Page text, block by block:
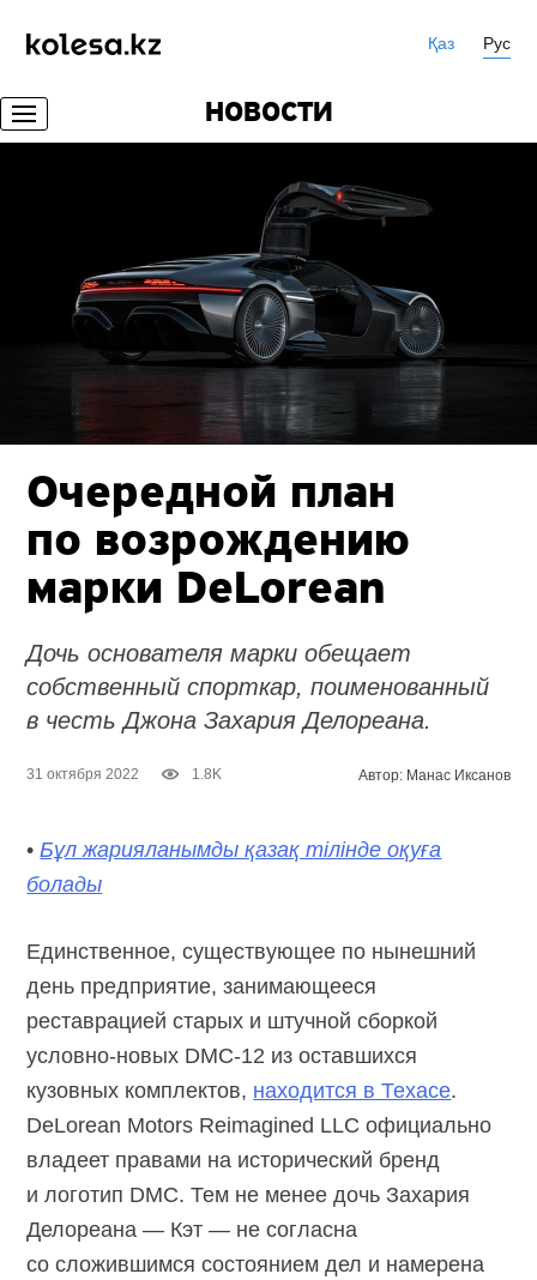
Қаз Рус
НОВОСТИ
Очередной план
по возрождению
марки DeLorean
Дочь основателя марки обещает
собственный спорткар, поименованный
в честь Джона Захария Делореана.
31 октября 2022 1.8K Автор: Манас Иксанов
•Бұл жарияланымды қазақ тілінде оқуға
болады
Единственное, существующее по нынешний
день предприятие, занимающееся
реставрацией старых и штучной сборкой
условно-новых DMC-12 из оставшихся
кузовных комплектов, находится в Техасе.
DeLorean Motors Reimagined LLC официально
владеет правами на исторический бренд
и логотип DMC. Тем не менее дочь Захария
Делореана — Кэт — не согласна
со сложившимся состоянием дел и намерена